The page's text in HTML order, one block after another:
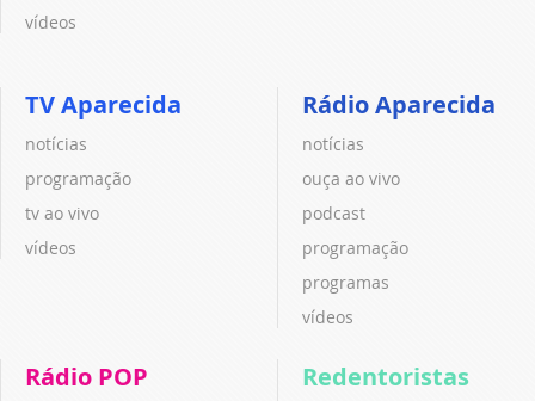
vídeos
TV Aparecida
notícias
programação
tv ao vivo
vídeos
Rádio Aparecida
notícias
ouça ao vivo
podcast
programação
programas
vídeos
Rádio POP Redentoristas